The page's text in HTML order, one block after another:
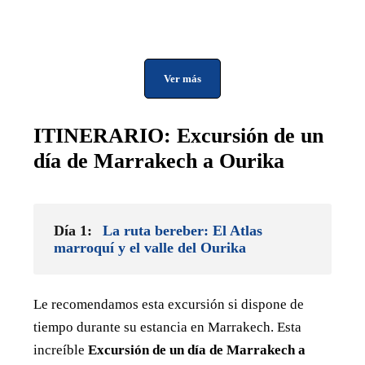
had a great time. I would highly recommend both
Morocco and Traverse Morocco. Without doubt
Ver más
ITINERARIO: Excursión de un
día de Marrakech a Ourika
Día 1:
La ruta bereber: El Atlas
marroquí y el valle del Ourika
Le recomendamos esta excursión si dispone de
tiempo durante su estancia en Marrakech. Esta
increíble Excursión de un día de Marrakech a